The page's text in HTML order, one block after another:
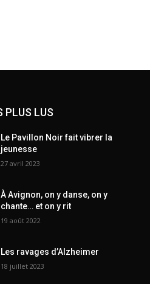
PLUS LUS
Le Pavillon Noir fait vibrer la
jeunesse
27 avril 2023
À Avignon, on y danse, on y
chante… et on y rit
19 août 2022
Les ravages d’Alzheimer
18 juillet 2023